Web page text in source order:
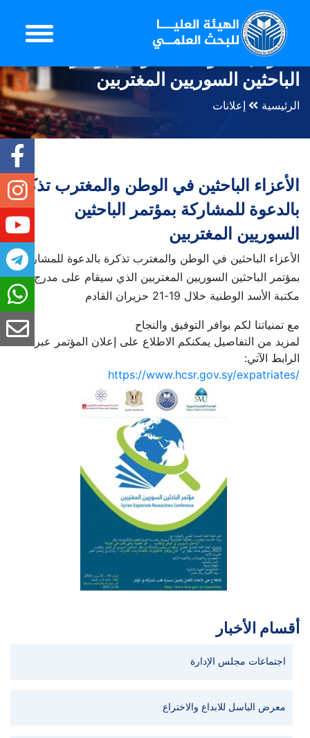
الأعزاء الباحثين في الوطن والمغترب
تذكرة بالدعوة للمشاركة بمؤتمر
الباحثين السوريين المغتربين
الرئيسية إعلانات
الأعزاء الباحثين في الوطن والمغترب تذكرة
بالدعوة للمشاركة بمؤتمر الباحثين
السوريين المغتربين
الأعزاء الباحثين في الوطن والمغترب تذكرة بالدعوة للمشاركة
بمؤتمر الباحثين السوريين المغتربين الذي سيقام على مدرج
مكتبة الأسد الوطنية خلال 19-21 حزيران القادم
مع تمنياتنا لكم بوافر التوفيق والنجاح
لمزيد من التفاصيل يمكنكم الاطلاع على إعلان المؤتمر عبر
الرابط الآتي:
https://www.hcsr.gov.sy/expatriates/
أقسام الأخبار
اجتماعات مجلس الإدارة
معرض الباسل للابداع والاختراع